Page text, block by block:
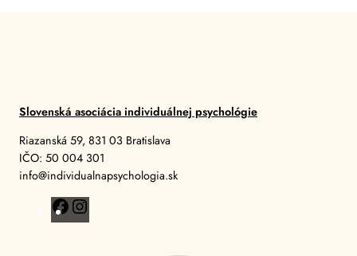
Slovenská asociácia individuálnej psychológie
Riazanská 59, 831 03 Bratislava
IČO: 50 004 301
info@individualnapsychologia.sk
F
a
n